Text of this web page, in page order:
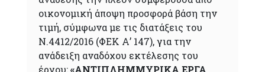
οικονομική άποψη προσφορά βάση την
τιμή, σύμφωνα με τις διατάξεις του
Ν.4412/2016 (ΦΕΚ Α’ 147), για την
ανάδειξη αναδόχου εκτέλεσης του
έργου:«ΑΝΤΙΠΛΗΜΜΥΡΙΚΑ ΕΡΓΑ